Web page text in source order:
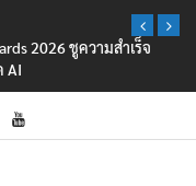
2026 ชูความสำเร็จ
AI